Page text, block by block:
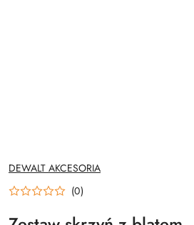
NAZWA
PRODUCENTA:
DEWALT AKCESORIA
(0)